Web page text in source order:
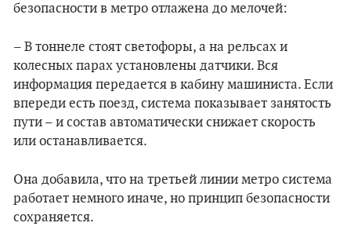
безопасности в метро отлажена до мелочей:
– В тоннеле стоят светофоры, а на рельсах и
колесных парах установлены датчики. Вся
информация передается в кабину машиниста. Если
впереди есть поезд, система показывает занятость
пути – и состав автоматически снижает скорость
или останавливается.
Она добавила, что на третьей линии метро система
работает немного иначе, но принцип безопасности
сохраняется.